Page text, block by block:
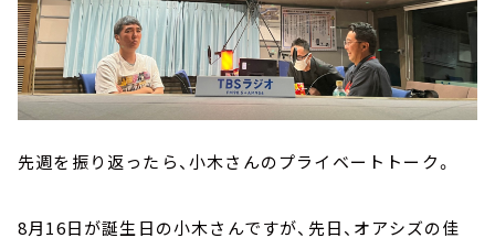
先週を振り返ったら、小木さんのプライベートトーク。
8月16日が誕生日の小木さんですが、先日、オアシズの佳